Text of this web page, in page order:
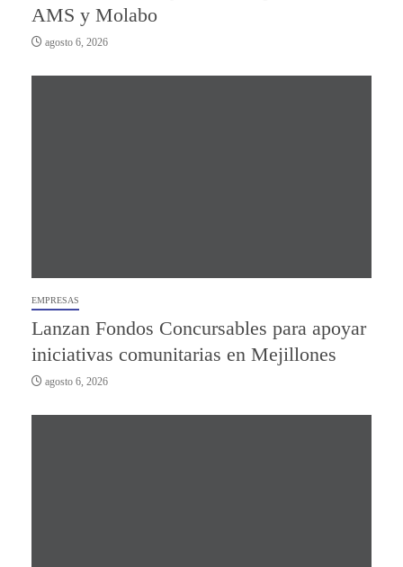
AMS y Molabo
agosto 6, 2026
EMPRESAS
Lanzan Fondos Concursables para apoyar
iniciativas comunitarias en Mejillones
agosto 6, 2026